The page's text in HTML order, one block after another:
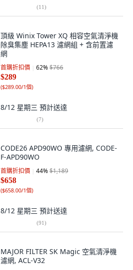
(11)
頂級 Winix Tower XQ 相容空氣清淨機
除臭集塵 HEPA13 濾網組 + 含前置濾
網
首購折扣價 62%$766
$289
($289.00/1個)
8/12 星期三 預計送達
(7)
CODE26 APD90WO 專用濾網, CODE-
F-APD90WO
首購折扣價 44%$1,189
$658
($658.00/1個)
8/12 星期三 預計送達
(91)
MAJOR FILTER SK Magic 空氣清淨機
濾網, ACL-V32